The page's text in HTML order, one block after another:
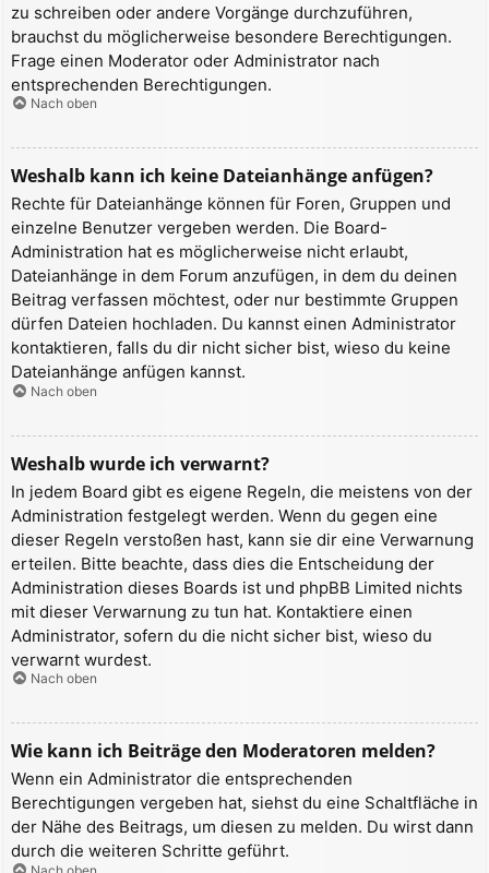
zu schreiben oder andere Vorgänge durchzuführen,
brauchst du möglicherweise besondere Berechtigungen.
Frage einen Moderator oder Administrator nach
entsprechenden Berechtigungen.
Nach oben
Weshalb kann ich keine Dateianhänge anfügen?
Rechte für Dateianhänge können für Foren, Gruppen und
einzelne Benutzer vergeben werden. Die Board-
Administration hat es möglicherweise nicht erlaubt,
Dateianhänge in dem Forum anzufügen, in dem du deinen
Beitrag verfassen möchtest, oder nur bestimmte Gruppen
dürfen Dateien hochladen. Du kannst einen Administrator
kontaktieren, falls du dir nicht sicher bist, wieso du keine
Dateianhänge anfügen kannst.
Nach oben
Weshalb wurde ich verwarnt?
In jedem Board gibt es eigene Regeln, die meistens von der
Administration festgelegt werden. Wenn du gegen eine
dieser Regeln verstoßen hast, kann sie dir eine Verwarnung
erteilen. Bitte beachte, dass dies die Entscheidung der
Administration dieses Boards ist und phpBB Limited nichts
mit dieser Verwarnung zu tun hat. Kontaktiere einen
Administrator, sofern du die nicht sicher bist, wieso du
verwarnt wurdest.
Nach oben
Wie kann ich Beiträge den Moderatoren melden?
Wenn ein Administrator die entsprechenden
Berechtigungen vergeben hat, siehst du eine Schaltfläche in
der Nähe des Beitrags, um diesen zu melden. Du wirst dann
durch die weiteren Schritte geführt.